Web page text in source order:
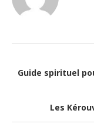
Guide spirituel
Les